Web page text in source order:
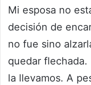
Mi esposa no
decisión de
no fue sino
quedar
la llevamos. A